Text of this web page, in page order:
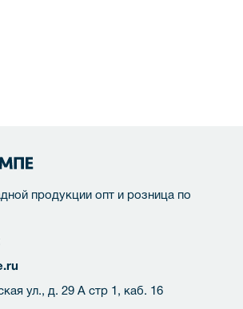
продукции опт и розница по
ул., д. 29 А стр 1, каб. 16